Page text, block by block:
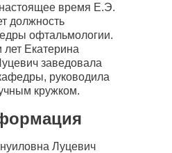
время Е.Э.
должность
офтальмологии.
лет Екатерина
заведовала
руководила
кружком.
Луцевич